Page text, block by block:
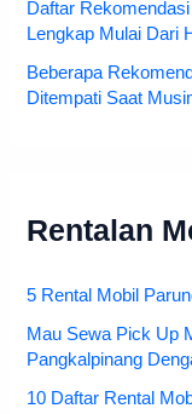
Daftar
Lengkap Mulai Dari
Beberapa
Ditempati Saat
Rentalan
5 Rental Mobil
Mau Sewa Pick Up
Pangkalpinang
10 Daftar Rental